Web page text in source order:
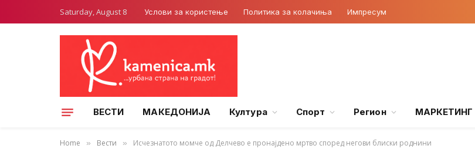
Saturday, August 8 Услови за користење Политика за колачиња Импресум
ВЕСТИ МАКЕДОНИЈА Култура Спорт Регион МАРКЕТИНГ
Home » Вести » Исчезнатото момче од Делчево е пронајдено мртво според негови блиски роднини